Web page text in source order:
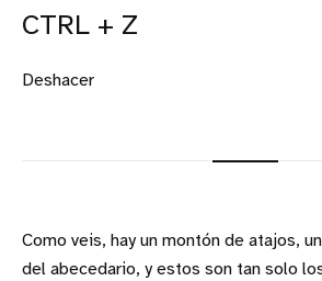
CTRL + Z
Deshacer
Como veis, hay un montón de atajos,
del abecedario, y estos son tan solo